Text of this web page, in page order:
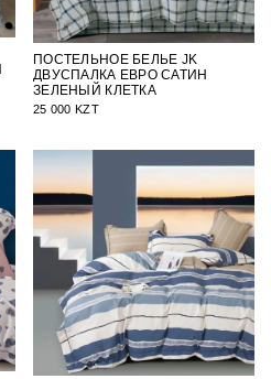
ПОСТЕЛЬНОЕ БЕЛЬЕ JK
ДВУСПАЛКА ЕВРО САТИН
ЗЕЛЕНЫЙ КЛЕТКА
25 000 KZT